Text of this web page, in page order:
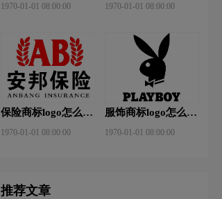
地品牌logo设计
1970-01-01 08:00:00
首都博物馆品牌logo
1970-01-01 08:00:00
保险商标logo怎么
保险品牌logo设计
1970-01-01 08:00:00
服饰商标logo怎么
品牌logo设计
1970-01-01 08:00:00
推荐文章